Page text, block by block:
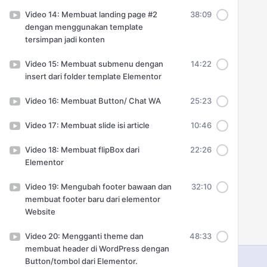
Video 14: Membuat landing page #2
dengan menggunakan template
tersimpan jadi konten
38:09
Video 15: Membuat submenu dengan
insert dari folder template Elementor
14:22
Video 16: Membuat Button/ Chat WA 25:23
Video 17: Membuat slide isi article 10:46
Video 18: Membuat flipBox dari
Elementor
22:26
Video 19: Mengubah footer bawaan dan
membuat footer baru dari elementor
Website
32:10
Video 20: Mengganti theme dan
membuat header di WordPress dengan
Button/tombol dari Elementor.
48:33